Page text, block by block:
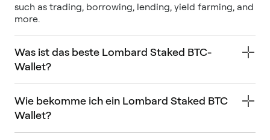
such as trading, borrowing, lending, yield farming, and
more.
Was ist das beste Lombard Staked BTC-
Wallet?
Wie bekomme ich ein Lombard Staked BTC
Wallet?